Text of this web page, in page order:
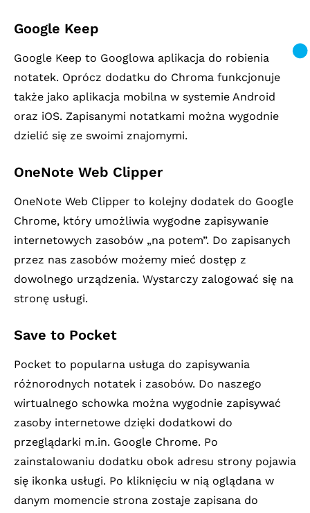
Google Keep
Google Keep to Googlowa aplikacja do robienia
notatek. Oprócz dodatku do Chroma funkcjonuje
także jako aplikacja mobilna w systemie Android
oraz iOS. Zapisanymi notatkami można wygodnie
dzielić się ze swoimi znajomymi.
OneNote Web Clipper
OneNote Web Clipper to kolejny dodatek do Google
Chrome, który umożliwia wygodne zapisywanie
internetowych zasobów „na potem”. Do zapisanych
przez nas zasobów możemy mieć dostęp z
dowolnego urządzenia. Wystarczy zalogować się na
stronę usługi.
Save to Pocket
Pocket to popularna usługa do zapisywania
różnorodnych notatek i zasobów. Do naszego
wirtualnego schowka można wygodnie zapisywać
zasoby internetowe dzięki dodatkowi do
przeglądarki m.in. Google Chrome. Po
zainstalowaniu dodatku obok adresu strony pojawia
się ikonka usługi. Po kliknięciu w nią oglądana w
danym momencie strona zostaje zapisana do